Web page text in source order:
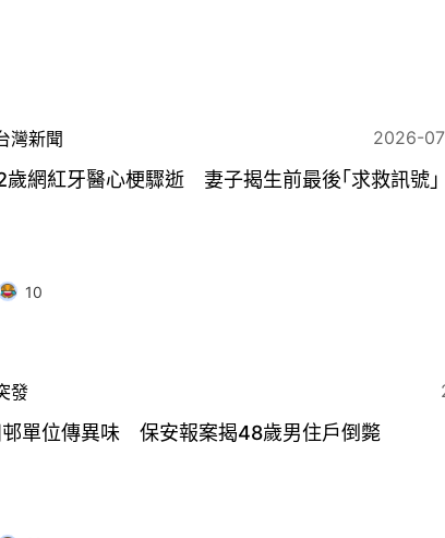
灣新聞 2026-
歲網紅牙醫心梗驟逝 妻子揭生前最後｢求救訊號｣
10
發
單位傳異味 保安報案揭48歲男住戶倒斃